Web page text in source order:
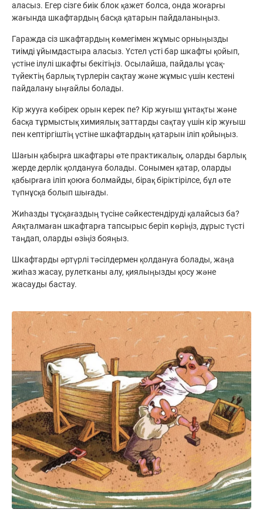
аласыз. Егер сізге биік блок қажет болса, онда жоғарғы
жағында шкафтардың басқа қатарын пайдаланыңыз.
Гаражда сіз шкафтардың көмегімен жұмыс орныңызды
тиімді ұйымдастыра аласыз. Үстел үсті бар шкафты қойып,
үстіне ілулі шкафты бекітіңіз. Осылайша, пайдалы ұсақ-
түйектің барлық түрлерін сақтау және жұмыс үшін кестені
пайдалану ыңғайлы болады.
Кір жууға көбірек орын керек пе? Кір жуғыш ұнтақты және
басқа тұрмыстық химиялық заттарды сақтау үшін кір жуғыш
пен кептіргіштің үстіне шкафтардың қатарын іліп қойыңыз.
Шағын қабырға шкафтары өте практикалық, оларды барлық
жерде дерлік қолдануға болады. Сонымен қатар, оларды
қабырғаға іліп қоюға болмайды, бірақ біріктірілсе, бұл өте
түпнұсқа болып шығады.
Жиһазды тұсқағаздың түсіне сәйкестендіруді қалайсыз ба?
Аяқталмаған шкафтарға тапсырыс беріп көріңіз, дұрыс түсті
таңдап, оларды өзіңіз бояңыз.
Шкафтарды әртүрлі тәсілдермен қолдануға болады, жаңа
жиһаз жасау, рулетканы алу, қиялыңызды қосу және
жасауды бастау.